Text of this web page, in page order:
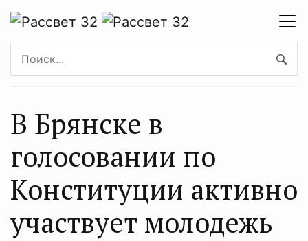
В Брянске в
голосовании по
Конституции активно
участвует молодежь